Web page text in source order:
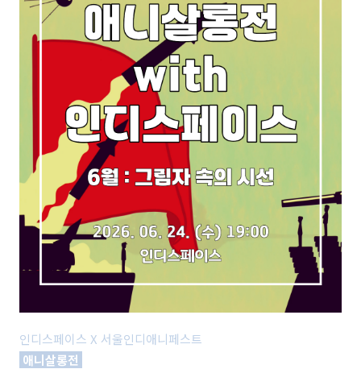
인디스페이스 X 서울인디애니페스트
애니살롱전